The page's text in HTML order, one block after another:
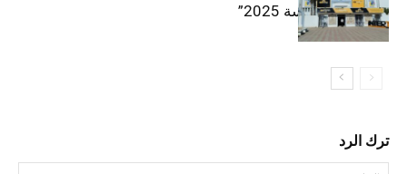
“إنترتكس سوسة 2025”
ترك الرد